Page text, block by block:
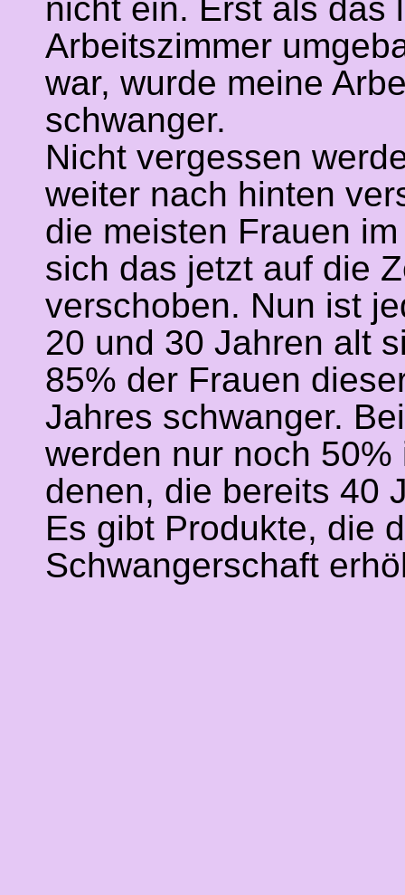
nicht ein. Erst als das
Arbeitszimmer
war, wurde meine
schwanger.
Nicht vergessen
weiter nach hinten
die meisten Frauen
sich das jetzt auf die
verschoben. Nun ist
20 und 30 Jahren alt
85% der Frauen
Jahres schwanger.
werden nur noch
denen, die bereits 40
Es gibt Produkte, die
Schwangerschaft